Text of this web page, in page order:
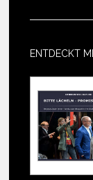
ENTDECKT